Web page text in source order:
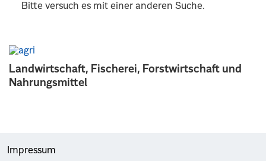
Landwirtschaft, Fischerei, Forstwirtschaft und
Nahrungsmittel
Bitte versuch es mit einer anderen Suche.
Impressum